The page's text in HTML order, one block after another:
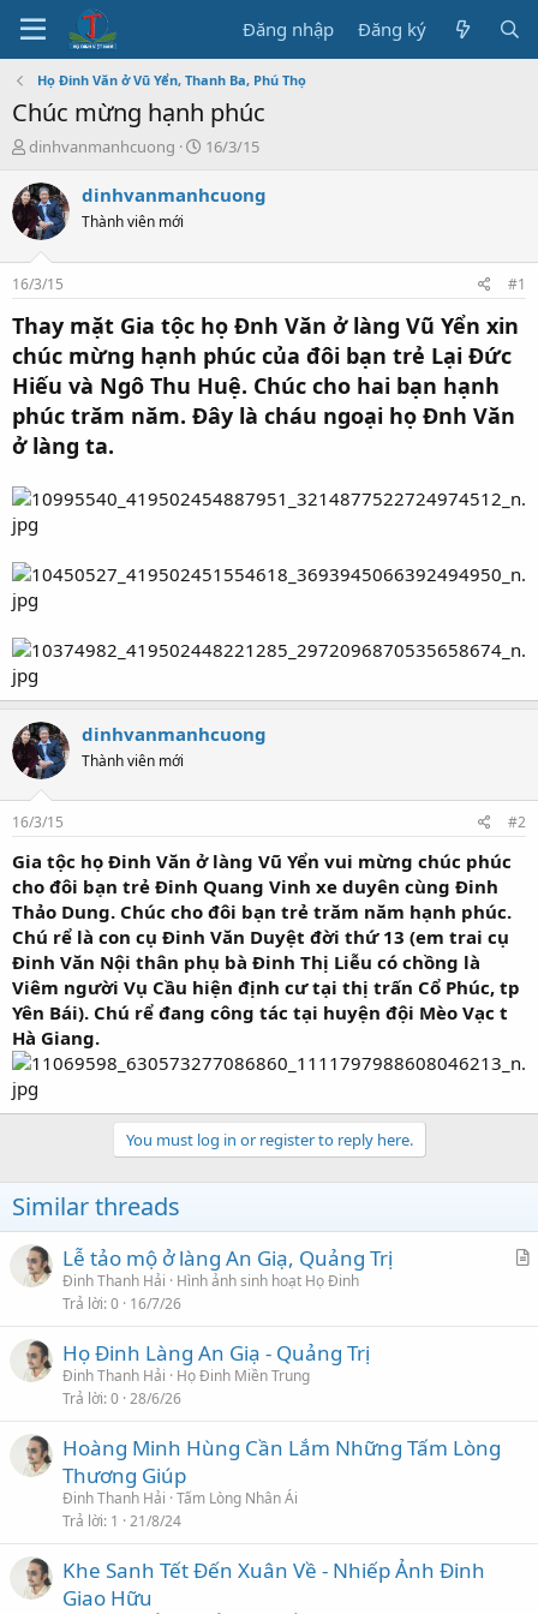
Đăng nhập Đăng ký
Họ Đinh Văn ở Vũ Yển, Thanh Ba, Phú Thọ
Chúc mừng hạnh phúc
T
r
e
a
s
t
a
r
t
e
r
dinhvanmanhcuong
N
à
ầ
u
16/3/15
dinhvanmanhcuong
Thành viên mới
16/3/15 #1
Thay mặt Gia tộc họ Đnh Văn ở làng Vũ Yển xin
chúc mừng hạnh phúc của đôi bạn trẻ Lại Đức
Hiếu và Ngô Thu Huệ. Chúc cho hai bạn hạnh
phúc trăm năm. Đây là cháu ngoại họ Đnh Văn
ở làng ta.
dinhvanmanhcuong
Thành viên mới
16/3/15 #2
Gia tộc họ Đinh Văn ở làng Vũ Yển vui mừng chúc phúc
cho đôi bạn trẻ Đinh Quang Vinh xe duyên cùng Đinh
Thảo Dung. Chúc cho đôi bạn trẻ trăm năm hạnh phúc.
Chú rể là con cụ Đinh Văn Duyệt đời thứ 13 (em trai cụ
Đinh Văn Nội thân phụ bà Đinh Thị Liễu có chồng là
Viêm người Vụ Cầu hiện định cư tại thị trấn Cổ Phúc, tp
Yên Bái). Chú rể đang công tác tại huyện đội Mèo Vạc t
Hà Giang.
You must log in or register to reply here.
Similar threads
A
Lễ tảo mộ ở làng An Giạ, Quảng Trị
Đinh Thanh Hải
Hình ảnh sinh hoạt Họ Đinh
Trả lời 0 16/7/26
Họ Đinh Làng An Giạ - Quảng Trị
Đinh Thanh Hải
Họ Đinh Miền Trung
Trả lời 0 28/6/26
Hoàng Minh Hùng Cần Lắm Những Tấm Lòng
Thương Giúp
Đinh Thanh Hải Tấm Lòng Nhân Ái
Trả lời 1 21/8/24
Khe Sanh Tết Đến Xuân Về - Nhiếp Ảnh Đinh
Giao Hữu